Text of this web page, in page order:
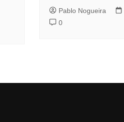
Pablo Nogueira
0